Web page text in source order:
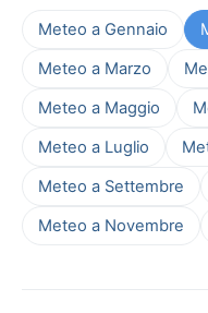
Meteo a Gennaio
Meteo a Marzo
Meteo a Maggio
Meteo a Luglio
Meteo a Settembre
Meteo a Novembre